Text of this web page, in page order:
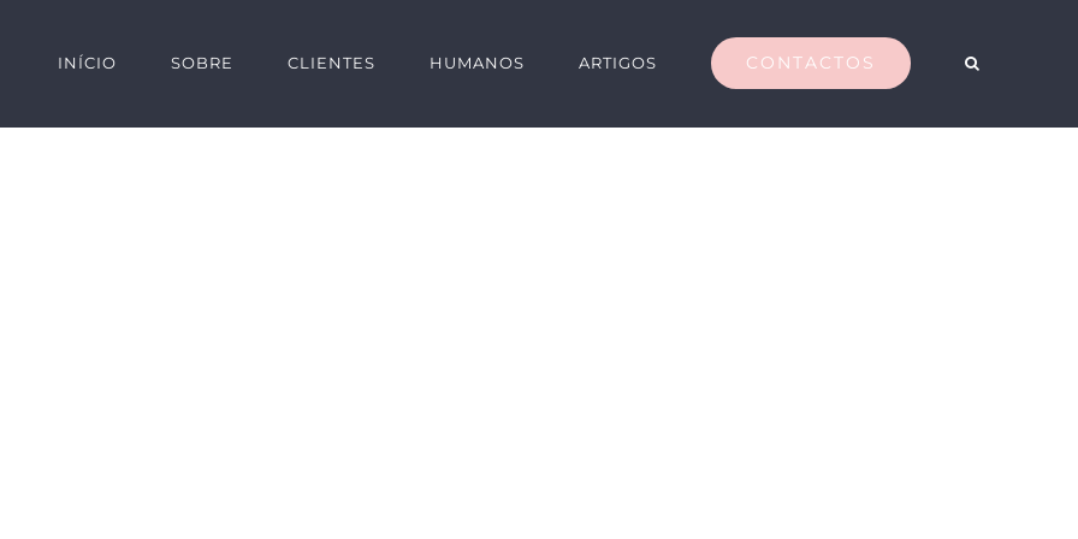
INÍCIO SOBRE CLIENTES HUMANOS ARTIGOS CONTACTOS